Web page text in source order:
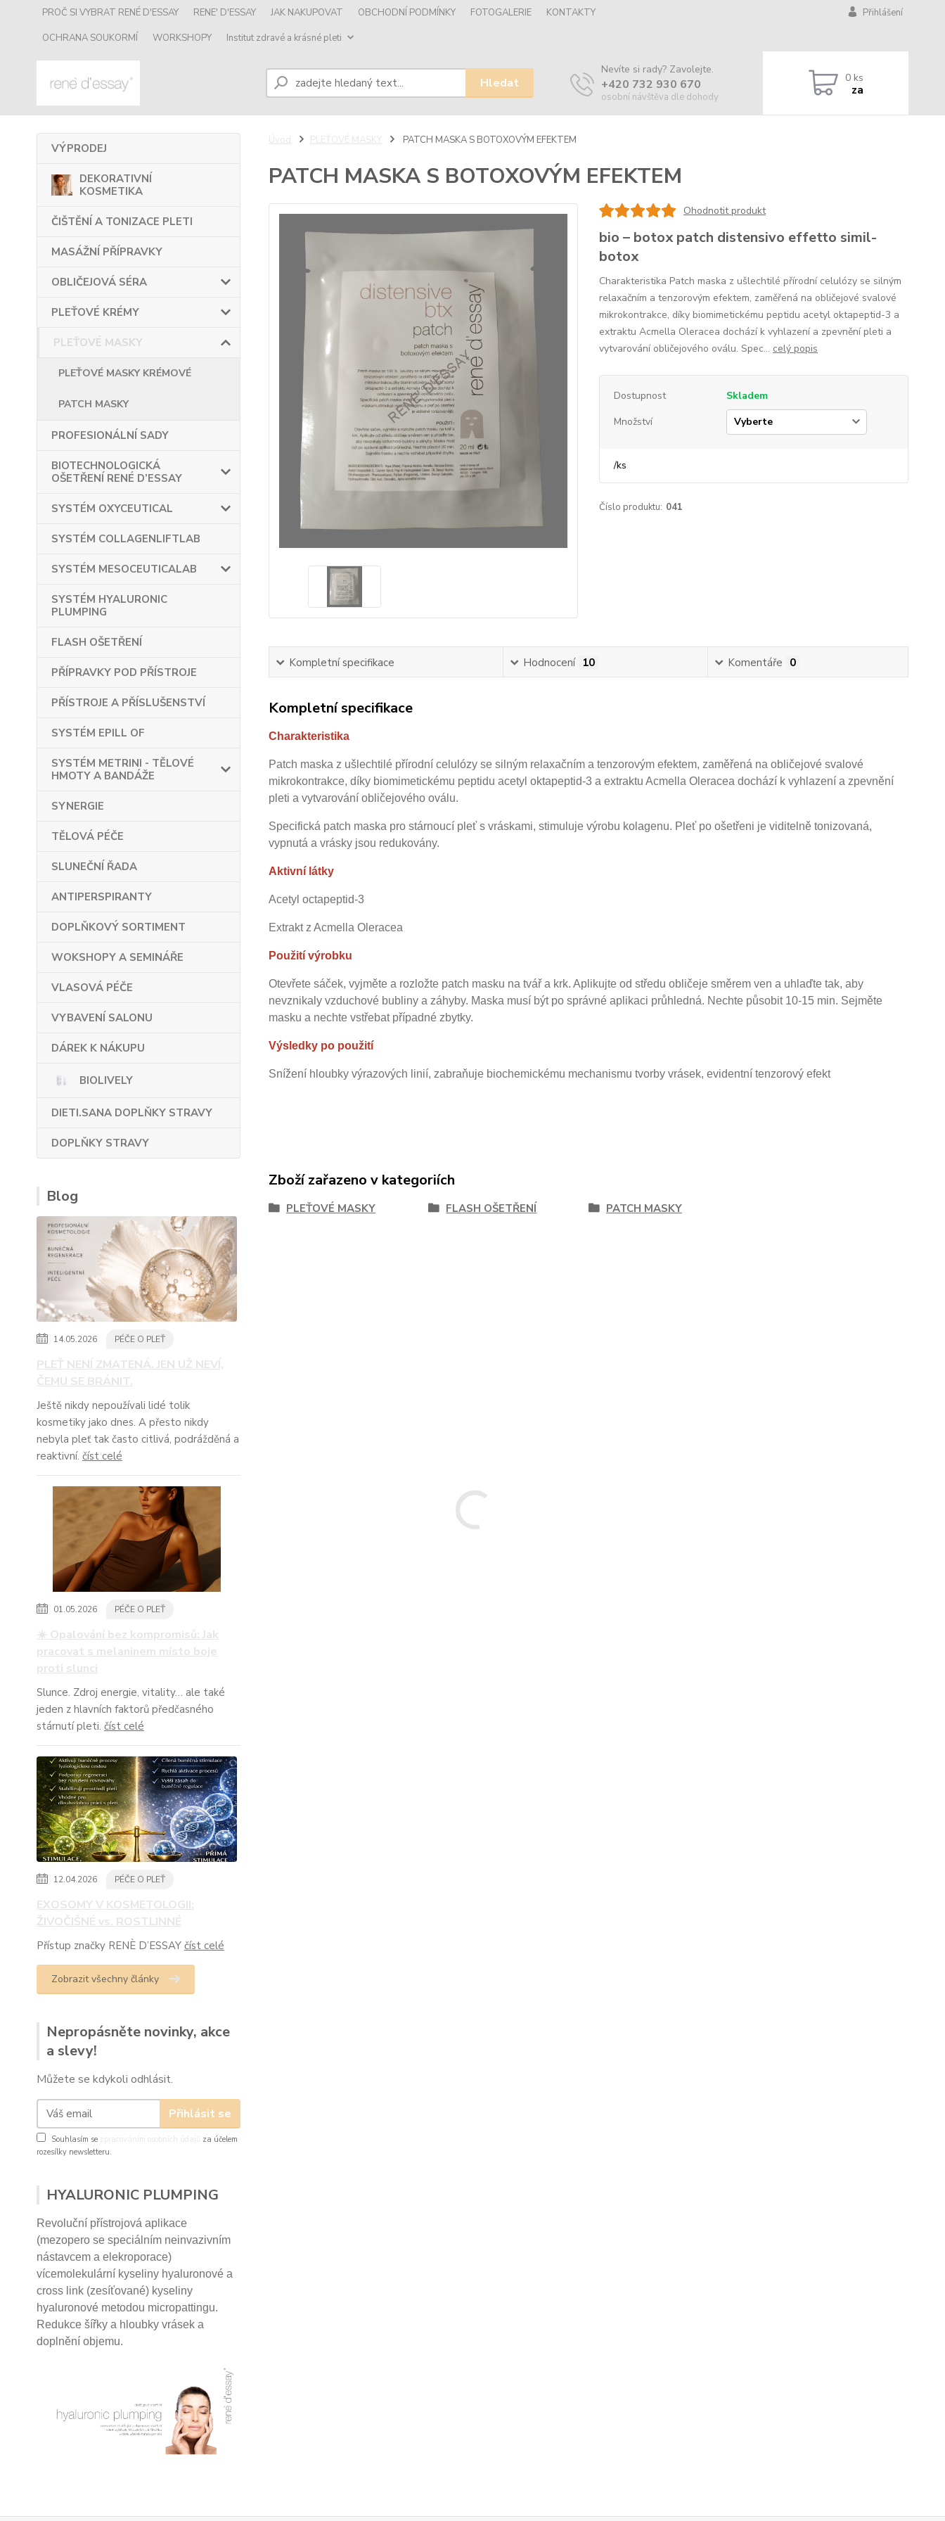
PROČ SI VYBRAT RENÉ D'ESSAY RENE' D'ESSAY JAK NAKUPOVAT OBCHODNÍ PODMÍNKY FOTOGALERIE
KONTAKTY
OCHRANA SOUKORMÍ
WORKSHOPY Institut zdravé a krásné pleti
Přihlášení
Hledat
Nevíte si rady? Zavolejte.
+420 732 930 670
osobní návštěva dle dohody
0 ks
za
VÝPRODEJ
DEKORATIVNÍ
KOSMETIKA
ČIŠTĚNÍ A TONIZACE PLETI
MASÁŽNÍ PŘÍPRAVKY
OBLIČEJOVÁ SÉRA
PLEŤOVÉ KRÉMY
PLEŤOVÉ MASKY
PLEŤOVÉ MASKY KRÉMOVÉ
PATCH MASKY
PROFESIONÁLNÍ SADY
BIOTECHNOLOGICKÁ
OŠETŘENÍ RENÉ D’ESSAY
SYSTÉM OXYCEUTICAL
SYSTÉM COLLAGENLIFTLAB
SYSTÉM MESOCEUTICALAB
SYSTÉM HYALURONIC
PLUMPING
FLASH OŠETŘENÍ
PŘÍPRAVKY POD PŘÍSTROJE
PŘÍSTROJE A PŘÍSLUŠENSTVÍ
SYSTÉM EPILL OF
SYSTÉM METRINI - TĚLOVÉ
HMOTY A BANDÁŽE
SYNERGIE
TĚLOVÁ PÉČE
SLUNEČNÍ ŘADA
ANTIPERSPIRANTY
DOPLŇKOVÝ SORTIMENT
WOKSHOPY A SEMINÁŘE
VLASOVÁ PÉČE
VYBAVENÍ SALONU
DÁREK K NÁKUPU
BIOLIVELY
DIETI.SANA DOPLŇKY STRAVY
DOPLŇKY STRAVY
Blog
14.05.2026 PÉČE O PLEŤ
PLEŤ NENÍ ZMATENÁ. JEN UŽ NEVÍ,
ČEMU SE BRÁNIT.
Ještě nikdy nepoužívali lidé tolik
kosmetiky jako dnes. A přesto nikdy
nebyla pleť tak často citlivá, podrážděná a
reaktivní. číst celé
01.05.2026 PÉČE O PLEŤ
☀️ Opalování bez kompromisů: Jak
pracovat s melaninem místo boje
proti slunci
Slunce. Zdroj energie, vitality… ale také
jeden z hlavních faktorů předčasného
stárnutí pleti. číst celé
12.04.2026 PÉČE O PLEŤ
EXOSOMY V KOSMETOLOGII:
ŽIVOČIŠNÉ vs. ROSTLINNÉ
Přístup značky RENÈ D’ESSAY číst celé
Zobrazit všechny články
Nepropásněte novinky, akce
a slevy!
Můžete se kdykoli odhlásit.
Přihlásit se
Souhlasím se zpracováním osobních údajů
za účelem
rozesílky newsletteru.
HYALURONIC PLUMPING
Revoluční přístrojová aplikace
(mezopero se speciálním neinvazivním
nástavcem a elekroporace)
vícemolekulární kyseliny hyaluronové a
cross link (zesíťované) kyseliny
hyaluronové metodou micropattingu.
Redukce šířky a hloubky vrásek a
doplnění objemu.
Úvod PLEŤOVÉ MASKY PATCH MASKA S BOTOXOVÝM EFEKTEM
PATCH MASKA S BOTOXOVÝM EFEKTEM
Ohodnotit produkt
bio – botox patch distensivo effetto simil-
botox
Charakteristika Patch maska z ušlechtilé přírodní celulózy se silným
relaxačním a tenzorovým efektem, zaměřená na obličejové svalové
mikrokontrakce, díky biomimetickému peptidu acetyl oktapeptid-3 a
extraktu Acmella Oleracea dochází k vyhlazení a zpevnění pleti a
vytvarování obličejového oválu. Spec... celý popis
Dostupnost
Skladem
Množství
/ks
Číslo produktu: 041
Kompletní specifikace Hodnocení 10 Komentáře 0
Kompletní specifikace
Charakteristika
Patch maska z ušlechtilé přírodní celulózy se silným relaxačním a tenzorovým efektem, zaměřená na obličejové svalové
mikrokontrakce, díky biomimetickému peptidu acetyl oktapeptid-3 a extraktu Acmella Oleracea dochází k vyhlazení a zpevnění
pleti a vytvarování obličejového oválu.
Specifická patch maska pro stárnoucí pleť s vráskami, stimuluje výrobu kolagenu. Pleť po ošetřeni je viditelně tonizovaná,
vypnutá a vrásky jsou redukovány.
Aktivní látky
Acetyl octapeptid-3
Extrakt z Acmella Oleracea
Použití výrobku
Otevřete sáček, vyjměte a rozložte patch masku na tvář a krk. Aplikujte od středu obličeje směrem ven a uhlaďte tak, aby
nevznikaly vzduchové bubliny a záhyby. Maska musí být po správné aplikaci průhledná. Nechte působit 10-15 min. Sejměte
masku a nechte vstřebat případné zbytky.
Výsledky po použití
Snížení hloubky výrazových linií, zabraňuje biochemickému mechanismu tvorby vrásek, evidentní tenzorový efekt
Zboží zařazeno v kategoriích
PLEŤOVÉ MASKY FLASH OŠETŘENÍ PATCH MASKY